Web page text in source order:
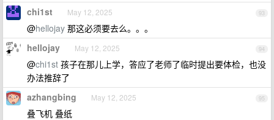
93
chi1st May 12, 2025
@hellojay 那这必须要去么。。。
94
hellojay May 12, 2025
@chi1st 孩子在那儿上学，答应了老师了临时提出要体检，也没
办法推辞了
95
azhangbing May 12, 2025
叠飞机 叠纸